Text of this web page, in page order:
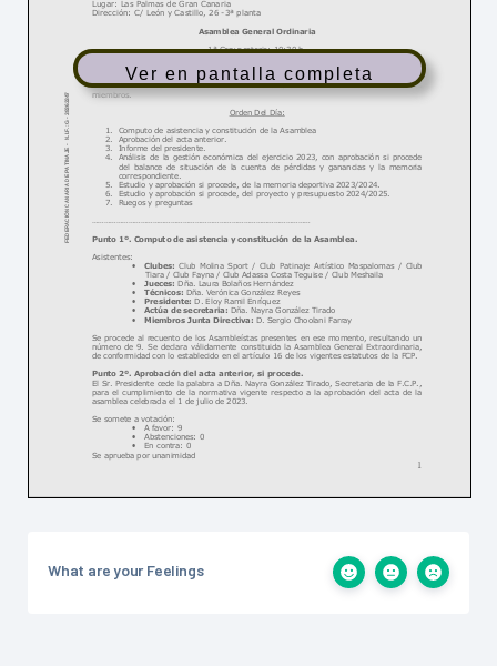
Ver en pantalla completa
What are your Feelings